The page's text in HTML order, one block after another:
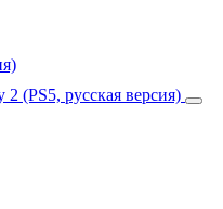
(PS5, русская версия)